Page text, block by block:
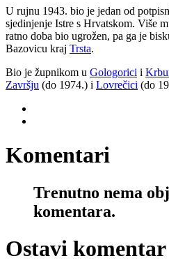
U rujnu 1943. bio je jedan od
sjedinjenje Istre s Hrvatskom. Više
ratno doba bio ugrožen, pa ga je
Bazovicu kraj Trsta.
Bio je župnikom u Gologorici i
Završju (do 1974.) i Lovrečici (do
Komentari
Trenutno nema
komentara.
Ostavi komentar